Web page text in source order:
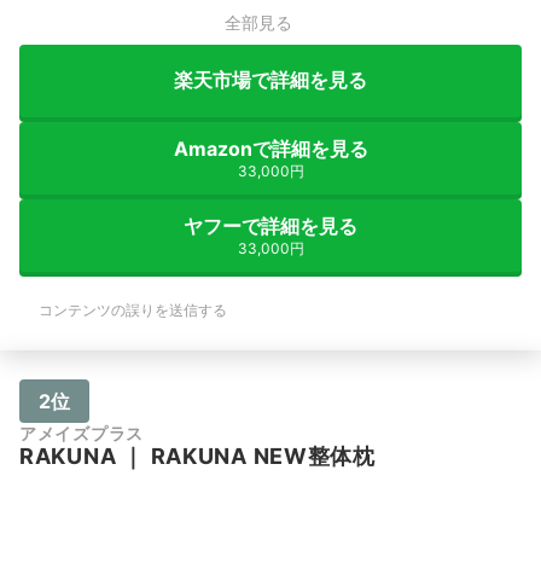
全部見る
楽天市場で詳細を見る
Amazonで詳細を見る
33,000円
ヤフーで詳細を見る
33,000円
コンテンツの誤りを送信する
2位
アメイズプラス
RAKUNA ｜ RAKUNA NEW整体枕